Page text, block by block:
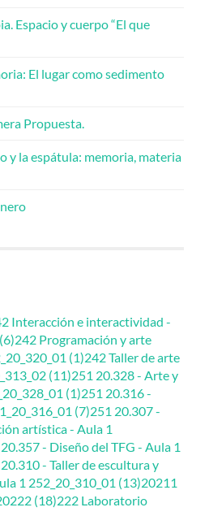
Espacio y cuerpo “El que
El lugar como sedimento
Propuesta.
y la espátula: memoria, materia
Interacción e interactividad -
242 Programación y arte
(1)242 Taller de arte
(11)251 20.328 - Arte y
(1)251 20.316 -
(7)251 20.307 -
artística - Aula 1
- Diseño del TFG - Aula 1
- Taller de escultura y
1 252_20_310_01 (13)20211
(18)222 Laboratorio